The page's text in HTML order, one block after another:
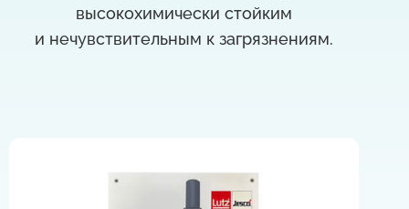
высокохимически стойким
и нечувствительным к загрязнениям.